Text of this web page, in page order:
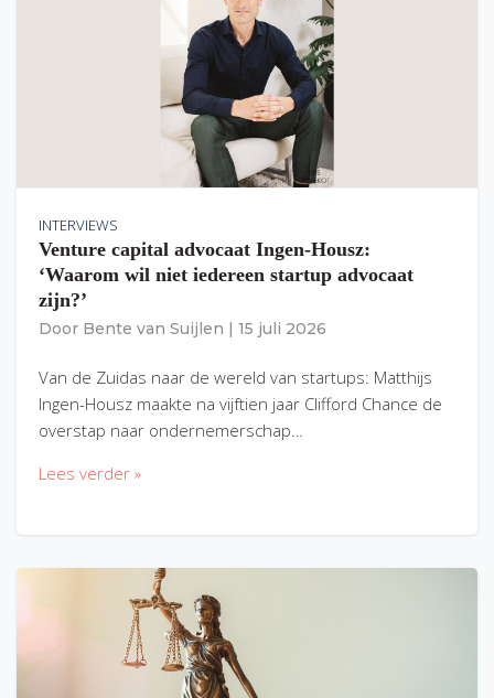
INTERVIEWS
Venture capital advocaat Ingen-Housz:
‘Waarom wil niet iedereen startup advocaat
zijn?’
Door Bente van Suijlen 15 juli 2026
Van de Zuidas naar de wereld van startups: Matthijs
Ingen-Housz maakte na vijftien jaar Clifford Chance de
overstap naar ondernemerschap…
Lees verder »